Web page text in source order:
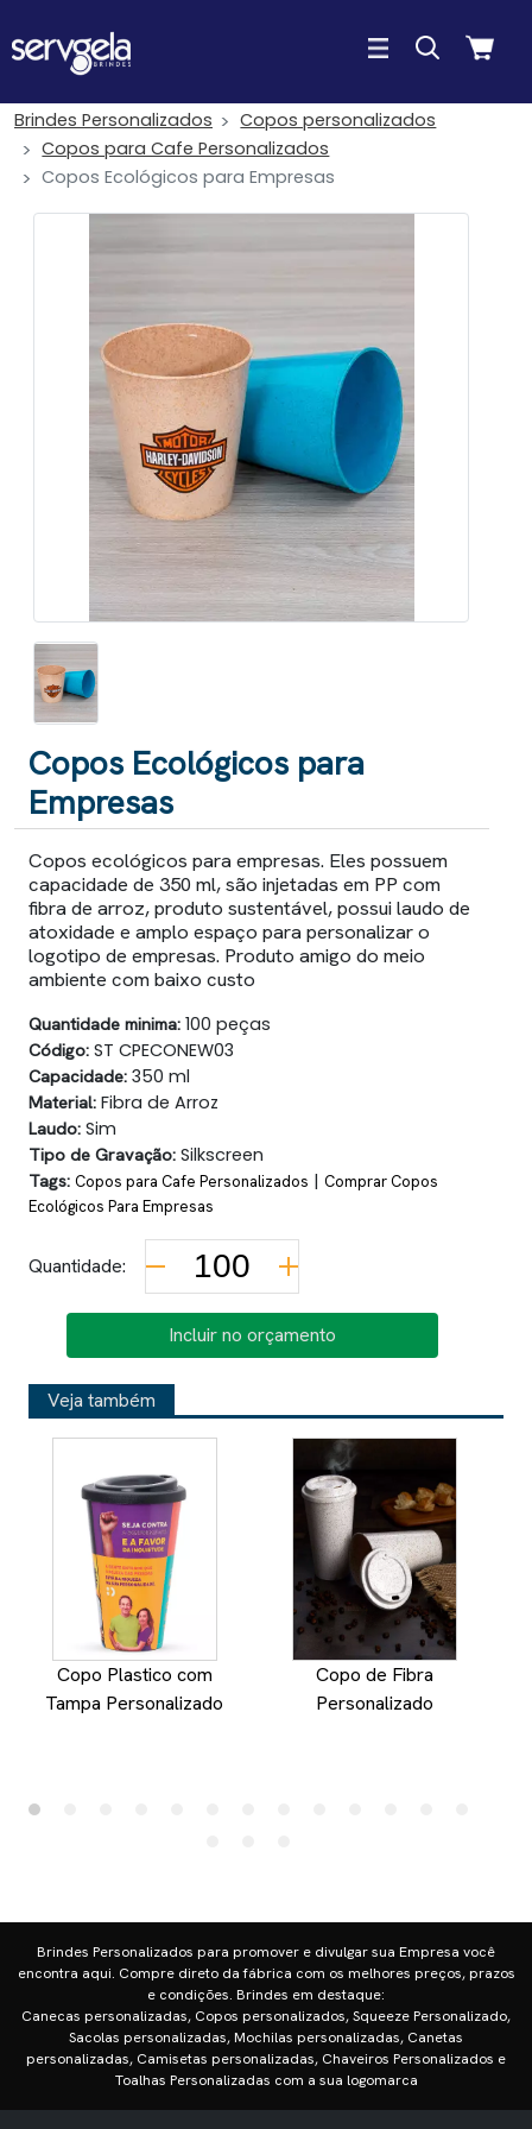
Brindes Personalizados
Copos personalizados
Copos para Cafe Personalizados
Copos Ecológicos para Empresas
Copos Ecológicos para
Empresas
Copos ecológicos para empresas. Eles possuem
capacidade de 350 ml, são injetadas em PP com
fibra de arroz, produto sustentável, possui laudo de
atoxidade e amplo espaço para personalizar o
logotipo de empresas. Produto amigo do meio
ambiente com baixo custo
Quantidade minima: 100 peças
Código: ST CPECONEW03
Capacidade: 350 ml
Material: Fibra de Arroz
Laudo: Sim
Tipo de Gravação: Silkscreen
Tags: Copos para Cafe Personalizados | Comprar Copos
Ecológicos Para Empresas
Quantidade:
Incluir no orçamento
Veja também
Copo Plastico com
Tampa Personalizado
Copo de Fibra
Personalizado
Brindes Personalizados para promover e divulgar sua Empresa você
encontra aqui. Compre direto da fábrica com os melhores preços, prazos
e condições. Brindes em destaque:
Canecas personalizadas, Copos personalizados, Squeeze Personalizado,
Sacolas personalizadas, Mochilas personalizadas, Canetas
personalizadas, Camisetas personalizadas, Chaveiros Personalizados e
Toalhas Personalizadas com a sua logomarca